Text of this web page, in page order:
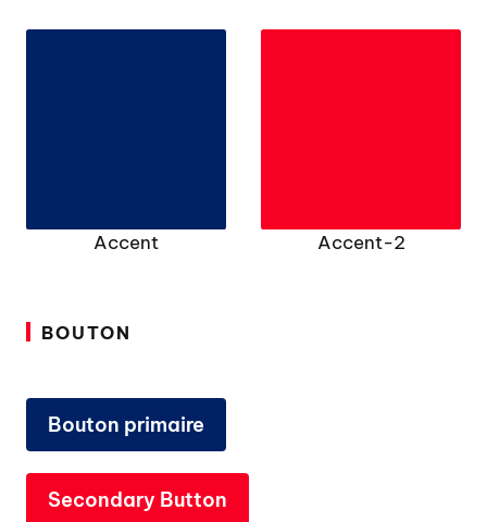
Accent Accent-2
BOUTON
Bouton primaire
Secondary Button